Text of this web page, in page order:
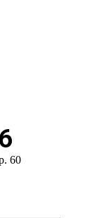
60